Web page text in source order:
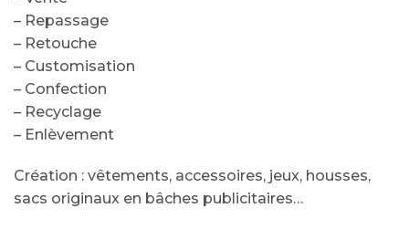
– Repassage
– Retouche
– Customisation
– Confection
– Recyclage
– Enlèvement
Création : vêtements, accessoires, jeux, housses,
sacs originaux en bâches publicitaires…